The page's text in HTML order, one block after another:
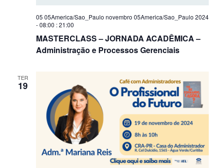
MASTERCLASS – JORNADA ACADÊMICA –
Administração e Processos Gerenciais
05 05America/Sao_Paulo novembro 05America/Sao_Paulo 2024
- 08:00 :21:00
TER
19